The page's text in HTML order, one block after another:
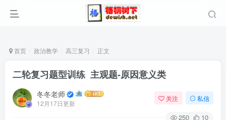
首页 政治教学 高三复习 正文
二轮复习题型训练 主观题-原因意义类
冬冬老师
12月17日更新
关注 私信
250 10